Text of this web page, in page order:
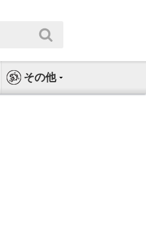
その他